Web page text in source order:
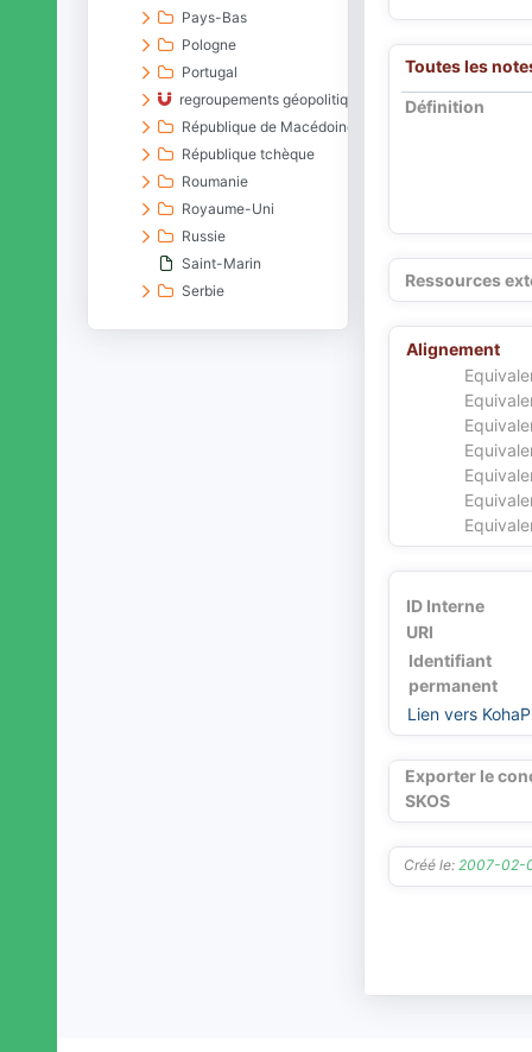
Pays-Bas
Pologne
Portugal
regroupements géopolitiques d'États européens
République de Macédoine
République tchèque
Roumanie
Royaume-Uni
Russie
Saint-Marin
Serbie
Toutes les
Définition
Ressources
Alignement
ID Interne
URI
Identifiant
permanent
Lien vers
Exporter le
SKOS
Créé le: 2007-02-